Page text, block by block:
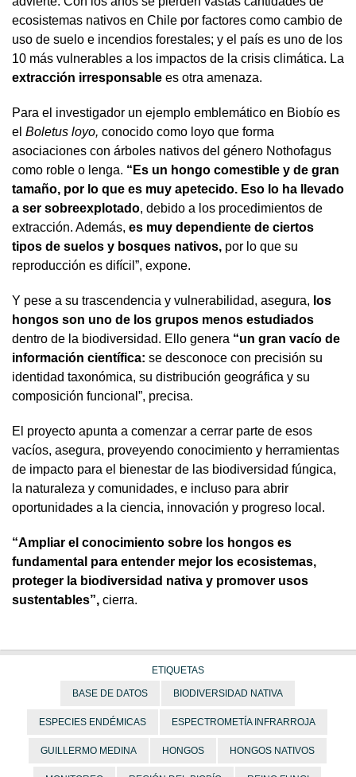
ecosistemas nativos en Chile por factores como cambio de
uso de suelo e incendios forestales; y el país es uno de los
10 más vulnerables a los impactos de la crisis climática. La
extracción irresponsable es otra amenaza.
Para el investigador un ejemplo emblemático en Biobío es
el Boletus loyo, conocido como loyo que forma
asociaciones con árboles nativos del género Nothofagus
como roble o lenga. “Es un hongo comestible y de gran
tamaño, por lo que es muy apetecido. Eso lo ha llevado
a ser sobreexplotado, debido a los procedimientos de
extracción. Además, es muy dependiente de ciertos
tipos de suelos y bosques nativos, por lo que su
reproducción es difícil”, expone.
Y pese a su trascendencia y vulnerabilidad, asegura, los
hongos son uno de los grupos menos estudiados
dentro de la biodiversidad. Ello genera “un gran vacío de
información científica: se desconoce con precisión su
identidad taxonómica, su distribución geográfica y su
composición funcional”, precisa.
El proyecto apunta a comenzar a cerrar parte de esos
vacíos, asegura, proveyendo conocimiento y herramientas
de impacto para el bienestar de las biodiversidad fúngica,
la naturaleza y comunidades, e incluso para abrir
oportunidades a la ciencia, innovación y progreso local.
“Ampliar el conocimiento sobre los hongos es
fundamental para entender mejor los ecosistemas,
proteger la biodiversidad nativa y promover usos
sustentables”, cierra.
ETIQUETAS
BASE DE DATOS BIODIVERSIDAD NATIVA
ESPECIES ENDÉMICAS ESPECTROMETÍA INFRARROJA
GUILLERMO MEDINA HONGOS HONGOS NATIVOS